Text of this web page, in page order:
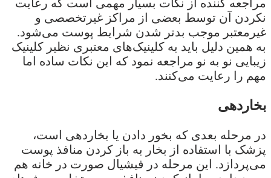
مراجعه کننده از نکات بسیار مهمی است که رعایت
نکردن آن توسط بعضی از مراکز غیرتخصصی و
غیرمعتبر موجب بدتر شدن شرایط پوست می‌شود.
به همین دلیل باید به کلینیک‌های معتبری نظیر کلینیک
زیبایی نو به نو مراجعه نمود که این نکات ساده اما
مهم را رعایت می‌کنند.
بخاردهی
در مرحله بعدی که بخور دادن یا بخاردهی است،
پزشک با استفاده از بخار به باز کردن منافذ پوست
می‌پردازد. این مرحله در فیشیال صورت در خانه هم